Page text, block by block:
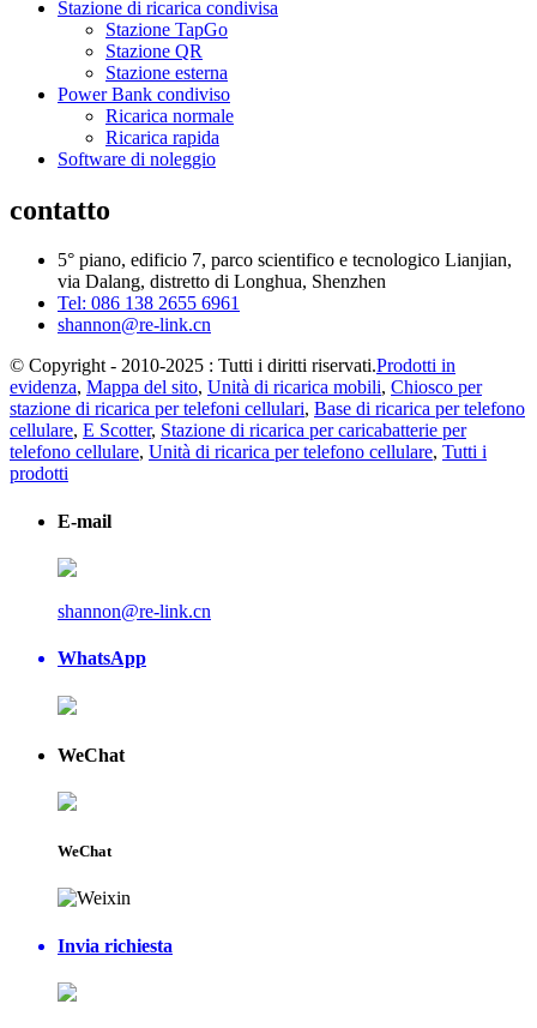
Stazione di ricarica condivisa
Stazione TapGo
Stazione QR
Stazione esterna
Power Bank condiviso
Ricarica normale
Ricarica rapida
Software di noleggio
contatto
5° piano, edificio 7, parco scientifico e tecnologico Lianjian,
via Dalang, distretto di Longhua, Shenzhen
Tel: 086 138 2655 6961
shannon@re-link.cn
© Copyright - 2010-2025 : Tutti i diritti riservati.Prodotti in
evidenza, Mappa del sito, Unità di ricarica mobili, Chiosco per
stazione di ricarica per telefoni cellulari, Base di ricarica per telefono
cellulare, E Scotter, Stazione di ricarica per caricabatterie per
telefono cellulare, Unità di ricarica per telefono cellulare, Tutti i
prodotti
E-mail
shannon@re-link.cn
WhatsApp
WeChat
WeChat
Invia richiesta